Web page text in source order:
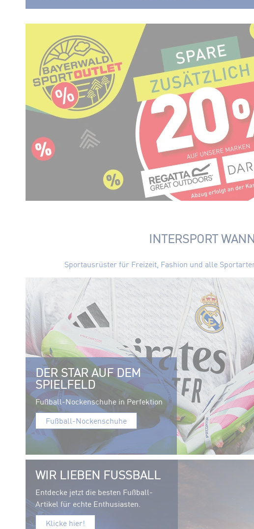
INTERSPORT
Sportausrüster für Freizeit, Fashion und alle
DER STAR AUF DEM
SPIELFELD
Fußball-Nockenschuhe in Perfektion
Fußball-Nockenschuhe
WIR LIEBEN FUSSBALL
Entdecke jetzt die besten Fußball-
Artikel für echte Enthusiasten.
Klicke hier!